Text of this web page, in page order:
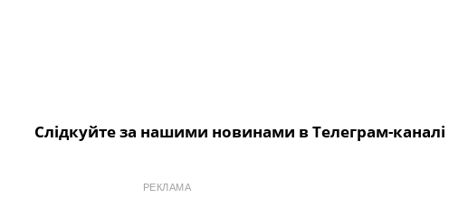
Слідкуйте за нашими новинами в Телеграм-каналі
РЕКЛАМА